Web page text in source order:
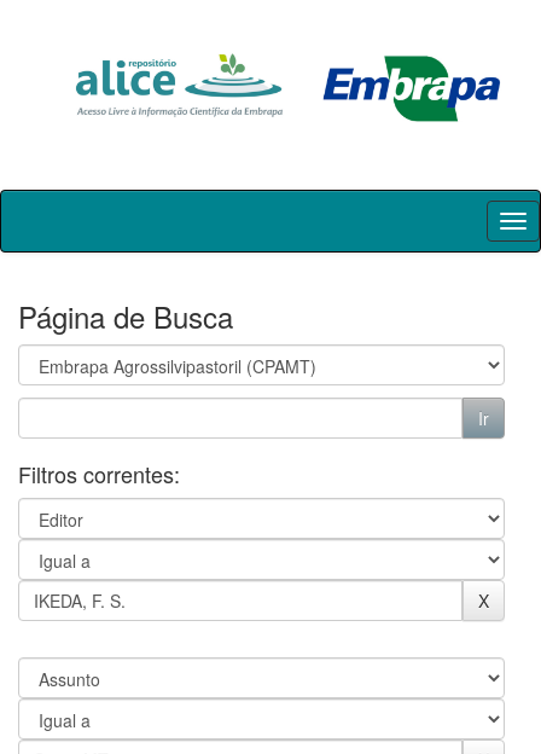
Skip
Página de Busca
Filtros correntes: